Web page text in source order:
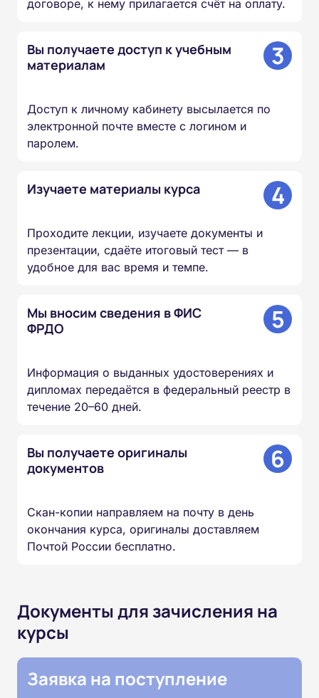
договоре, к нему прилагается счёт на оплату.
Вы получаете доступ к учебным
материалам
3
Доступ к личному кабинету высылается по
электронной почте вместе с логином и
паролем.
Изучаете материалы курса 4
Проходите лекции, изучаете документы и
презентации, сдаёте итоговый тест — в
удобное для вас время и темпе.
Мы вносим сведения в ФИС
ФРДО
5
Информация о выданных удостоверениях и
дипломах передаётся в федеральный реестр в
течение 20–60 дней.
Вы получаете оригиналы
документов
6
Скан-копии направляем на почту в день
окончания курса, оригиналы доставляем
Почтой России бесплатно.
Документы для зачисления на
курсы
Заявка на поступление